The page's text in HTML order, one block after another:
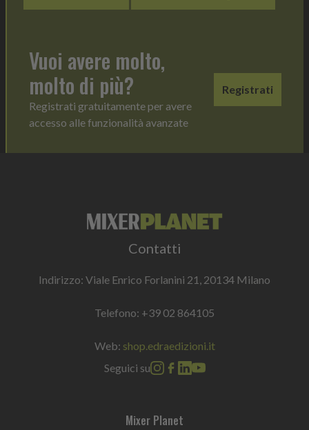
Vuoi avere molto,
molto di più?
Registrati gratuitamente per avere
accesso alle funzionalità avanzate
Registrati
Contatti
Indirizzo: Viale Enrico Forlanini 21, 20134 Milano
Telefono: +39 02 864105
Web: shop.edraedizioni.it
Seguici su
Mixer Planet